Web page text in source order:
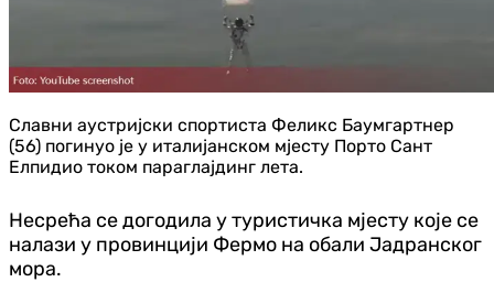
Славни аустријски спортиста Феликс Баумгартнер
(56) погинуо је у италијанском мјесту Порто Сант
Елпидио током параглајдинг лета.
Несрећа се догодила у туристичка мјесту које се
налази у провинцији Фермо на обали Јадранског
мора.